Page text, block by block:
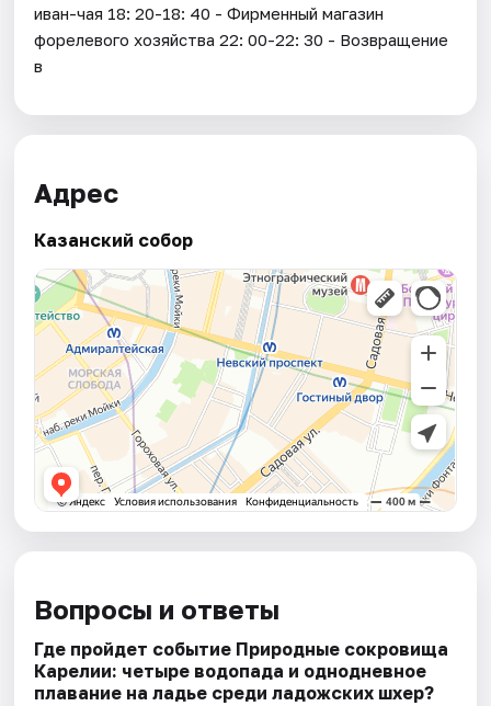
иван-чая 18: 20-18: 40 - Фирменный магазин
форелевого хозяйства 22: 00-22: 30 - Возвращение
в
Адрес
Казанский собор
Вопросы и ответы
Где пройдет событие Природные сокровища
Карелии: четыре водопада и однодневное
плавание на ладье среди ладожских шхер?